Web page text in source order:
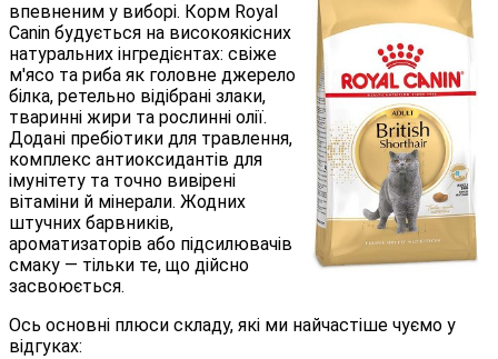
впевненим у виборі. Корм Royal
Canin будується на високоякісних
натуральних інгредієнтах: свіже
м'ясо та риба як головне джерело
білка, ретельно відібрані злаки,
тваринні жири та рослинні олії.
Додані пребіотики для травлення,
комплекс антиоксидантів для
імунітету та точно вивірені
вітаміни й мінерали. Жодних
штучних барвників,
ароматизаторів або підсилювачів
смаку — тільки те, що дійсно
засвоюється.
Ось основні плюси складу, які ми найчастіше чуємо у
відгуках: